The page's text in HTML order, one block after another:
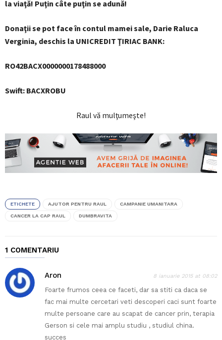
la viaţă! Puţin câte puţin se adună!
Donaţii se pot face în contul mamei sale, Darie Raluca
Verginia, deschis la UNICREDIT ŢIRIAC BANK:
RO42BACX0000000178488000
Swift: BACXROBU
Raul vă mulţumeşte!
ETICHETE AJUTOR PENTRU RAUL CAMPANIE UMANITARA
CANCER LA CAP RAUL DUMBRAVITA
1 COMENTARIU
Aron 8 ianuarie 2015 at 08:02
Foarte frumos ceea ce faceti, dar sa stiti ca daca se
fac mai multe cercetari veti descoperi caci sunt foarte
multe persoane care au scapat de cancer prin, terapia
Gerson si cele mai amplu studiu , studiul china.
succes